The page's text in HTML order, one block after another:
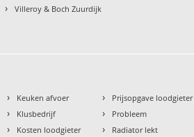
› Villeroy & Boch Zuurdijk
› Keuken afvoer
› Klusbedrijf
› Kosten loodgieter
› Prijsopgave loodgieter
› Probleem
› Radiator lekt